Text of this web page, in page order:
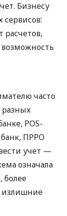
Бизнесу
сервисов:
часто
разных
POS-
ПРРО
учет —
означала
более
излишние